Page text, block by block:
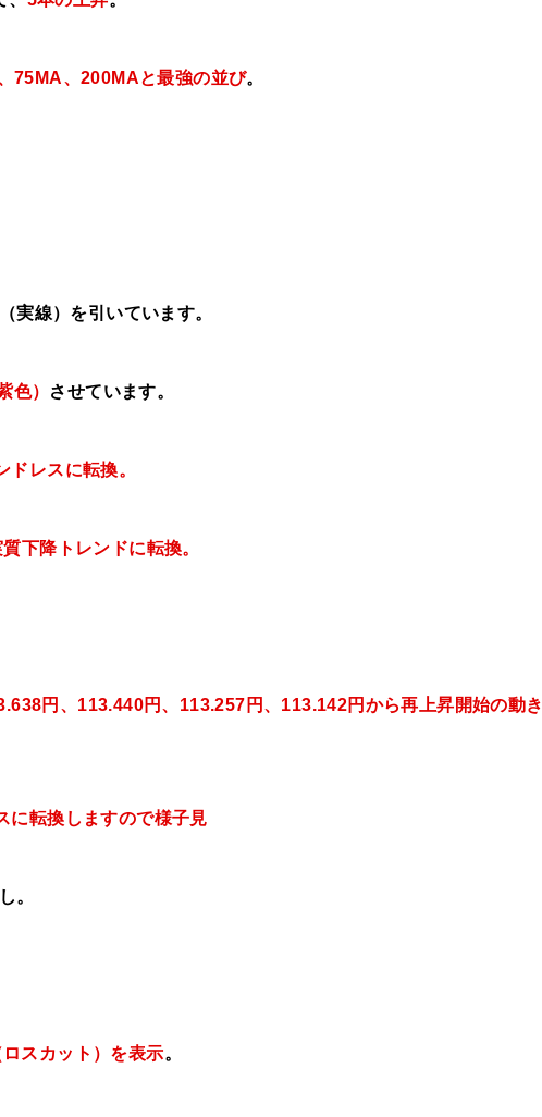
75MA、200MAと最強の並び。
実線）を引いています。
色） させています。
レスに転換。
下降トレンドに転換。
円、113.440円、113.257円、113.142円から再上昇開始の動き
に転換しますので様子見
。
ロスカット）を表示。